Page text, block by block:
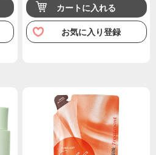
カートに入れる
お気に入り登録